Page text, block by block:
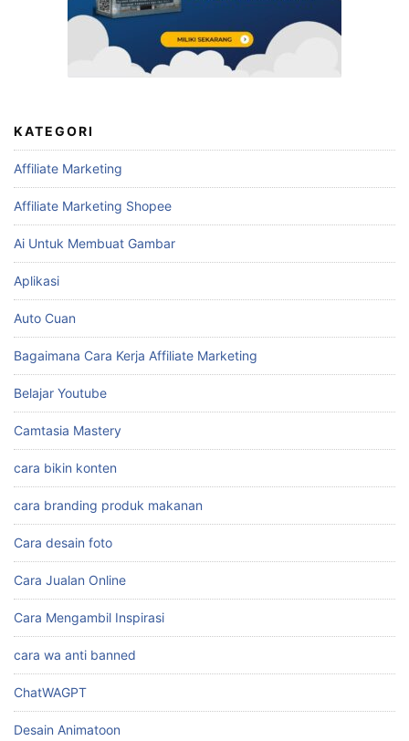
KATEGORI
Affiliate Marketing
Affiliate Marketing Shopee
Ai Untuk Membuat Gambar
Aplikasi
Auto Cuan
Bagaimana Cara Kerja Affiliate Marketing
Belajar Youtube
Camtasia Mastery
cara bikin konten
cara branding produk makanan
Cara desain foto
Cara Jualan Online
Cara Mengambil Inspirasi
cara wa anti banned
ChatWAGPT
Desain Animatoon